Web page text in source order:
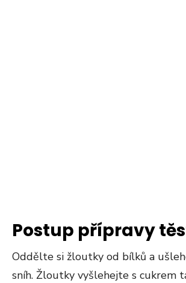
Postup přípravy
Oddělte si žloutky od bílků a
sníh. Žloutky vyšlehejte s cukrem